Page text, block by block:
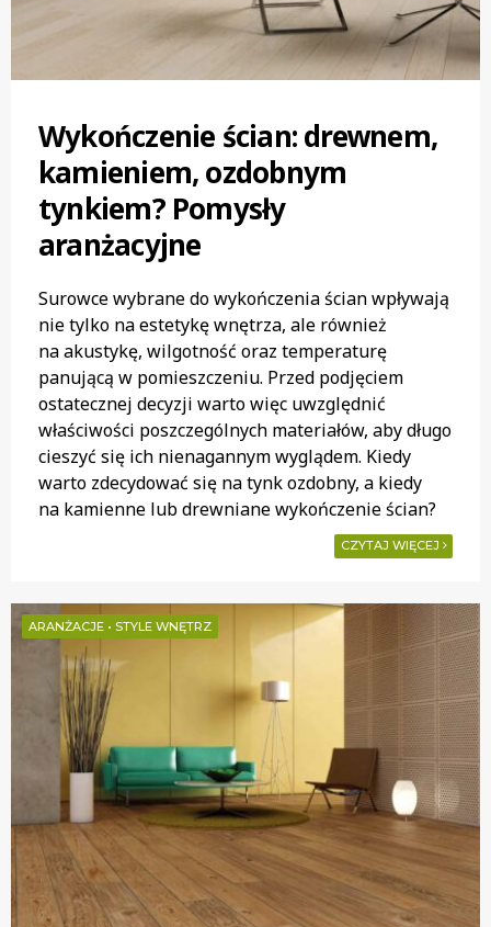
Wykończenie ścian: drewnem,
kamieniem, ozdobnym
tynkiem? Pomysły
aranżacyjne
Surowce wybrane do wykończenia ścian wpływają
nie tylko na estetykę wnętrza, ale również
na akustykę, wilgotność oraz temperaturę
panującą w pomieszczeniu. Przed podjęciem
ostatecznej decyzji warto więc uwzględnić
właściwości poszczególnych materiałów, aby długo
cieszyć się ich nienagannym wyglądem. Kiedy
warto zdecydować się na tynk ozdobny, a kiedy
na kamienne lub drewniane wykończenie ścian?
CZYTAJ WIĘCEJ
ARANŻACJE • STYLE WNĘTRZ